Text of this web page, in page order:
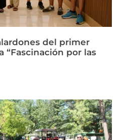
del primer
“Fascinación por las